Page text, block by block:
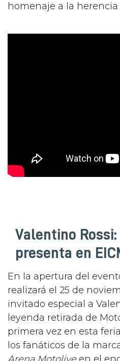
homenaje a la herencia
Valentino
presenta en
En la apertura del
realizará el 25 de
invitado especial a
leyenda retirada de
primera vez en esta
los fanáticos de la